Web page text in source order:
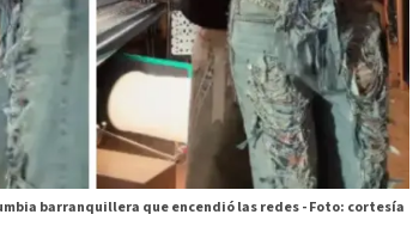
barranquillera que encendió las redes -Foto: cortesía